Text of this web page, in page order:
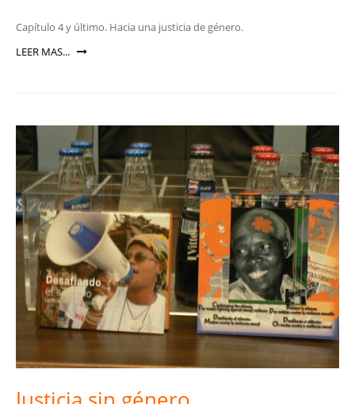
Capítulo 4 y último. Hacia una justicia de género.
LEER MAS...